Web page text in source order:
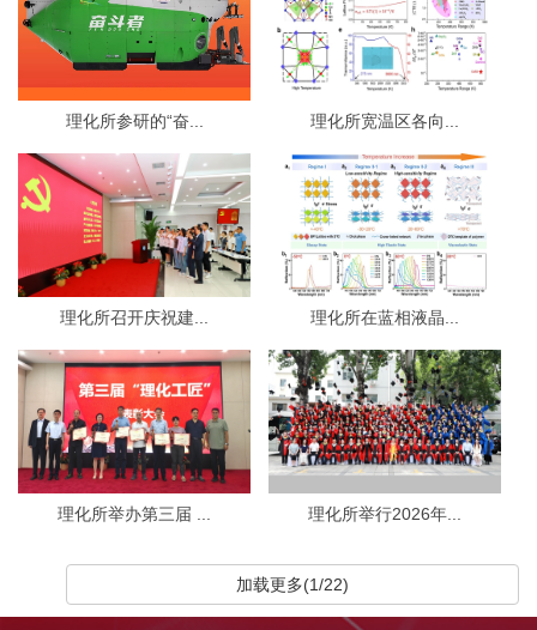
理化所参研的“奋... 理化所宽温区各向...
理化所召开庆祝建... 理化所在蓝相液晶...
理化所举办第三届 ... 理化所举行2026年...
加载更多(1/22)